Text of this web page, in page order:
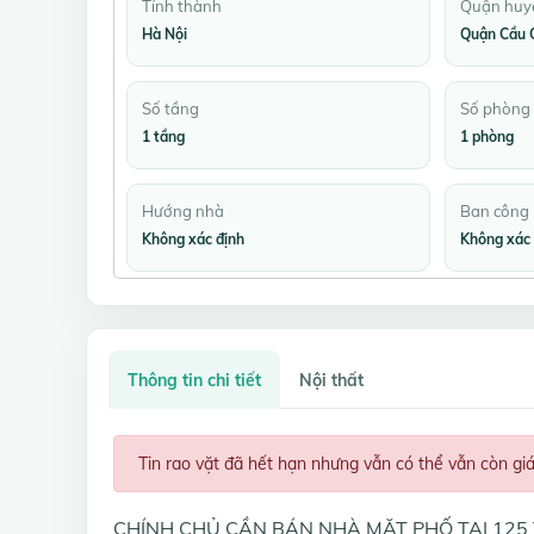
Tỉnh thành
Hà Nội
Quận
Quận Cầu
Số tầng
1 tầng
Số phòng
1 phòng
Hướng nhà
Không xác định
Ban công
Không
Thông tin chi tiết Nội thất
Tin rao vặt đã hết hạn nhưng vẫn có thể vẫn còn
CHÍNH CHỦ CẦN BÁN NHÀ MẶT PHỐ TẠI